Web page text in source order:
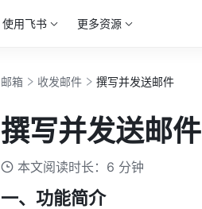
使用飞书 更多资源
邮箱 收发邮件 撰写并发送邮件
撰写并发送邮件
本文阅读时长：6 分钟
一、功能简介